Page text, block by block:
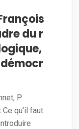
du r
P
qu’il faut